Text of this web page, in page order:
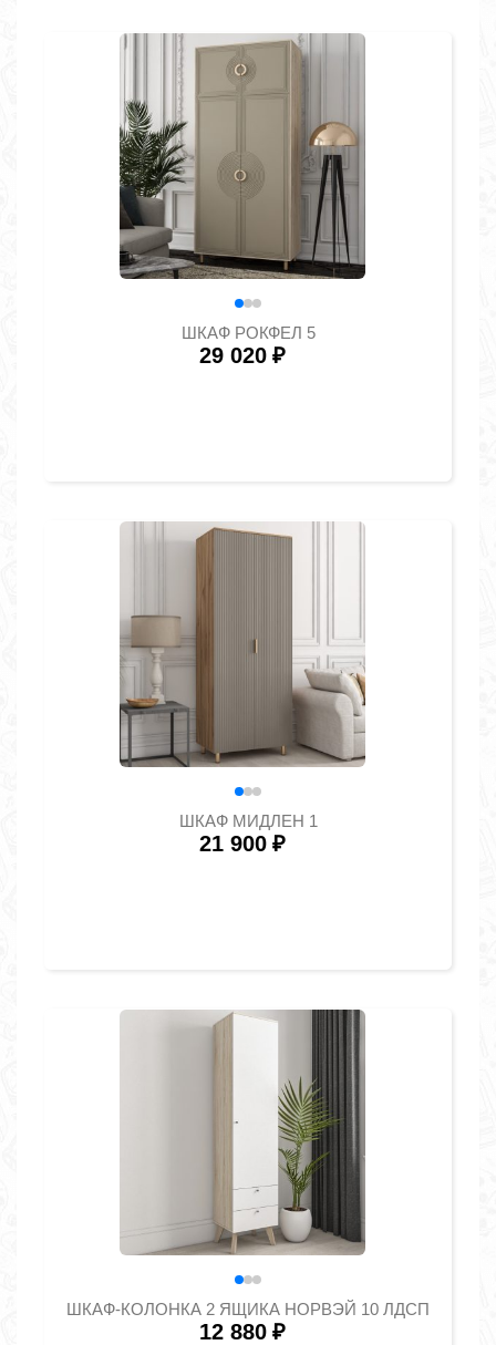
ШКАФ РОКФЕЛ 5
29 020 ₽
ШКАФ МИДЛЕН 1
21 900 ₽
ШКАФ-КОЛОНКА 2 ЯЩИКА НОРВЭЙ 10 ЛДСП
12 880 ₽